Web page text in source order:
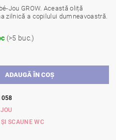
Jou GROW. Această oliță
zilnică a copilului dumneavoastră.
(>5 buc.)
SCAUNE WC